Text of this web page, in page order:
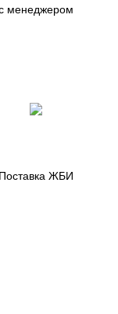
менеджером
Поставка ЖБИ